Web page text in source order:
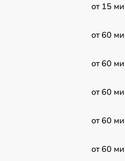
от 15
от 60
от 60
от 60
от 60
от 60